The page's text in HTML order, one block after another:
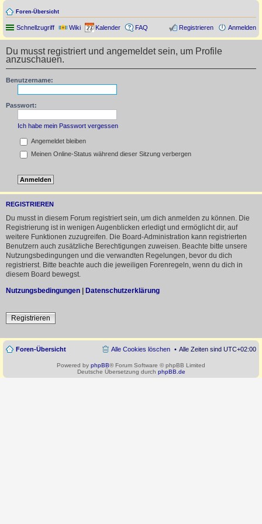
Foren-Übersicht
Schnellzugriff Wiki Kalender FAQ Anmelden
Registrieren
Du musst registriert und angemeldet sein, um Profile
anzuschauen.
Benutzername:
Passwort:
Ich habe mein Passwort vergessen
Angemeldet bleiben
Meinen Online-Status während dieser Sitzung verbergen
REGISTRIEREN
Du musst in diesem Forum registriert sein, um dich anmelden zu können. Die
Registrierung ist in wenigen Augenblicken erledigt und ermöglicht dir, auf
weitere Funktionen zuzugreifen. Die Board-Administration kann registrierten
Benutzern auch zusätzliche Berechtigungen zuweisen. Beachte bitte unsere
Nutzungsbedingungen und die verwandten Regelungen, bevor du dich
registrierst. Bitte beachte auch die jeweiligen Forenregeln, wenn du dich in
diesem Board bewegst.
Nutzungsbedingungen | Datenschutzerklärung
Registrieren
Foren-Übersicht Alle Zeiten sind UTC+02:00
Alle Cookies löschen
Powered by phpBB® Forum Software © phpBB Limited
Deutsche Übersetzung durch phpBB.de